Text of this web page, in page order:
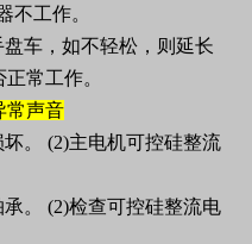
不工作。
车，如不轻松，则延长
常工作。
常声音
。 (2)主电机可控硅整流
。 (2)检查可控硅整流电